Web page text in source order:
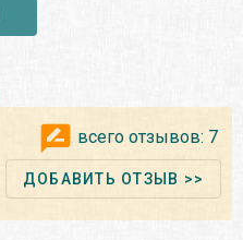
всего отзывов: 7
ДОБАВИТЬ ОТЗЫВ >>